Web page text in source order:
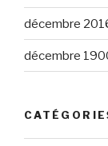
décembre
décembre